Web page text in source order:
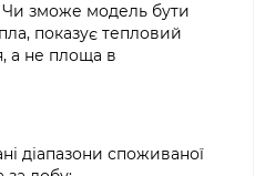
Чи зможе модель бути
показує тепловий
а не площа в
діапазони споживаної